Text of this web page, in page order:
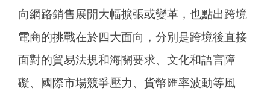
向網路銷售展開大幅擴張或變革，也點出跨境
電商的挑戰在於四大面向，分別是跨境後直接
面對的貿易法規和海關要求、文化和語言障
礙、國際市場競爭壓力、貨幣匯率波動等風